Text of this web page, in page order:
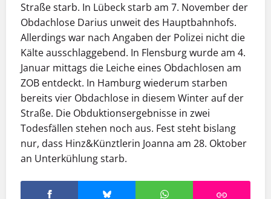
Straße starb. In Lübeck starb am 7. November der
Obdachlose Darius unweit des Hauptbahnhofs.
Allerdings war nach Angaben der Polizei nicht die
Kälte ausschlaggebend. In Flensburg wurde am 4.
Januar mittags die Leiche eines Obdachlosen am
ZOB entdeckt. In Hamburg wiederum starben
bereits vier Obdachlose in diesem Winter auf der
Straße. Die Obduktionsergebnisse in zwei
Todesfällen stehen noch aus. Fest steht bislang
nur, dass Hinz&Künztlerin Joanna am 28. Oktober
an Unterkühlung starb.